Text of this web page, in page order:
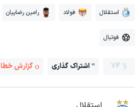
استقلال فولاد رامین رضاییان
فوتبال
74 اشتراک گذاری گزارش خطا